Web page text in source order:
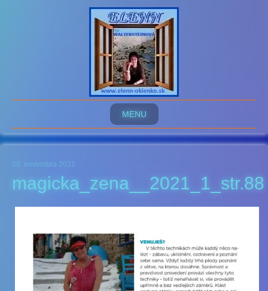
MENU
28. novembra 2022
magicka_zena__2021_1_str.88